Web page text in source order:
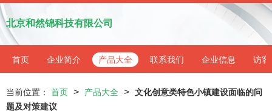
北京和然锦科技有限公司
首页 企业简介 产品大全 联系我们 企业信息 访客
当前位置： 首页 > 产品大全 > 文化创意类特色小镇建设面临的问
题及对策建议